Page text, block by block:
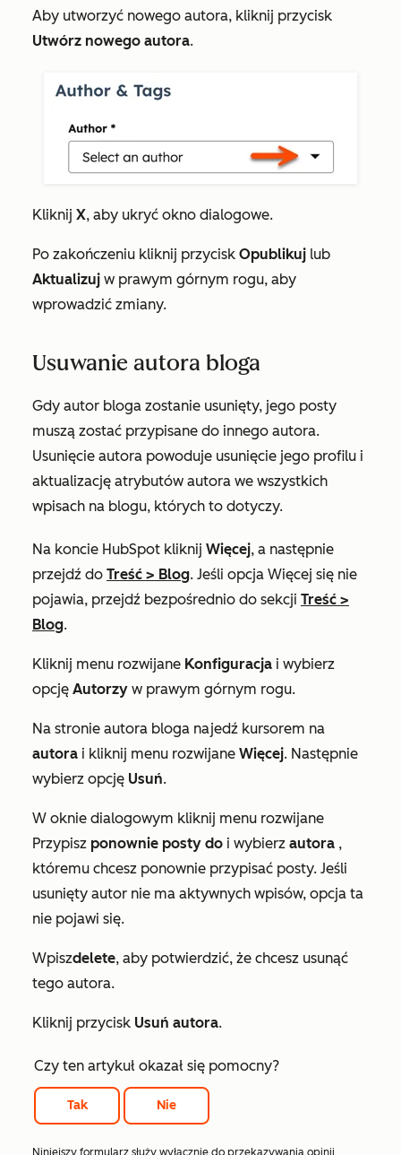
Aby utworzyć nowego autora, kliknij przycisk
Utwórz nowego autora.
Kliknij X, aby ukryć okno dialogowe.
Po zakończeniu kliknij przycisk Opublikuj lub
Aktualizuj w prawym górnym rogu, aby
wprowadzić zmiany.
Usuwanie autora bloga
Gdy autor bloga zostanie usunięty, jego posty
muszą zostać przypisane do innego autora.
Usunięcie autora powoduje usunięcie jego profilu i
aktualizację atrybutów autora we wszystkich
wpisach na blogu, których to dotyczy.
Na koncie HubSpot kliknij Więcej, a następnie
przejdź do Treść > Blog. Jeśli opcja Więcej się nie
pojawia, przejdź bezpośrednio do sekcji Treść >
Blog.
Kliknij menu rozwijane Konfiguracja i wybierz
opcję Autorzy w prawym górnym rogu.
Na stronie autora bloga najedź kursorem na
autora i kliknij menu rozwijane Więcej. Następnie
wybierz opcję Usuń.
W oknie dialogowym kliknij menu rozwijane
Przypisz ponownie posty do i wybierz autora ,
któremu chcesz ponownie przypisać posty. Jeśli
usunięty autor nie ma aktywnych wpisów, opcja ta
nie pojawi się.
Wpiszdelete, aby potwierdzić, że chcesz usunąć
tego autora.
Kliknij przycisk Usuń autora.
Czy ten artykuł okazał się pomocny?
Tak Nie
Niniejszy formularz służy wyłącznie do przekazywania opinii